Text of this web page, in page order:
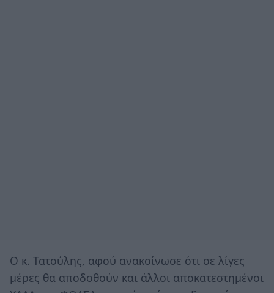
Ο κ. Τατούλης, αφού ανακοίνωσε ότι σε λίγες
μέρες θα αποδοθούν και άλλοι αποκατεστημένοι